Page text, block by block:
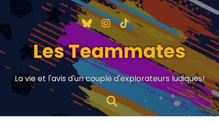
Les Teammates
La vie et l'avis d'un couple d'explorateurs ludiques!